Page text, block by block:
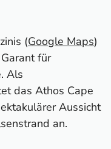
(Google Maps)
für
Als
das Athos Cape
Aussicht
an.